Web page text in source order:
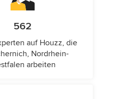
562
auf Houzz, die
Nordrhein-
arbeiten